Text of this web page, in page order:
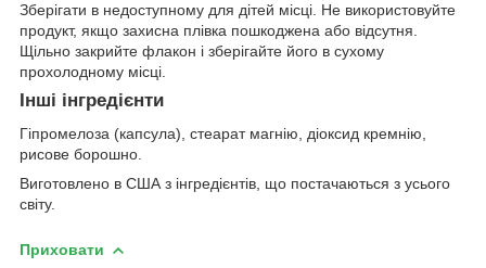
Зберігати в недоступному для дітей місці. Не використовуйте
продукт, якщо захисна плівка пошкоджена або відсутня.
Щільно закрийте флакон і зберігайте його в сухому
прохолодному місці.
Інші інгредієнти
Гіпромелоза (капсула), стеарат магнію, діоксид кремнію,
рисове борошно.
Виготовлено в США з інгредієнтів, що постачаються з усього
світу.
Приховати